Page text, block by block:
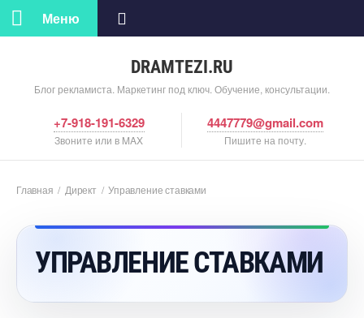
DRAMTEZI.RU
Блог рекламиста. Маркетинг под ключ. Обучение, консультации.
Меню
+7-918-191-6329
Звоните или в MAX
4447779@gmail.com
Пишите на почту.
Главная / Директ /Управление ставками
УПРАВЛЕНИЕ СТАВКАМИ